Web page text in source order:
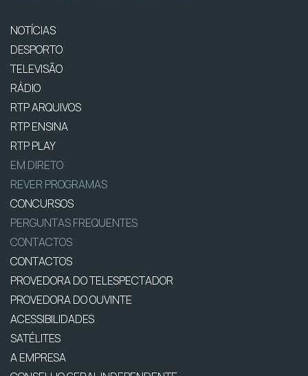
NOTÍCIAS
DESPORTO
TELEVISÃO
RÁDIO
RTP ARQUIVOS
RTP ENSINA
RTP PLAY
EM DIRETO
REVER PROGRAMAS
CONCURSOS
PERGUNTAS FREQUENTES
CONTACTOS
CONTACTOS
PROVEDORA DO TELESPECTADOR
PROVEDORA DO OUVINTE
ACESSIBILIDADES
SATÉLITES
A EMPRESA